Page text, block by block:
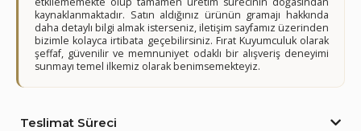
kaynaklanmaktadır. Satın aldığınız ürünün gramajı hakkında
daha detaylı bilgi almak isterseniz, iletişim sayfamız üzerinden
bizimle kolayca irtibata geçebilirsiniz. Fırat Kuyumculuk olarak
şeffaf, güvenilir ve memnuniyet odaklı bir alışveriş deneyimi
sunmayı temel ilkemiz olarak benimsemekteyiz.
Teslimat Süreci